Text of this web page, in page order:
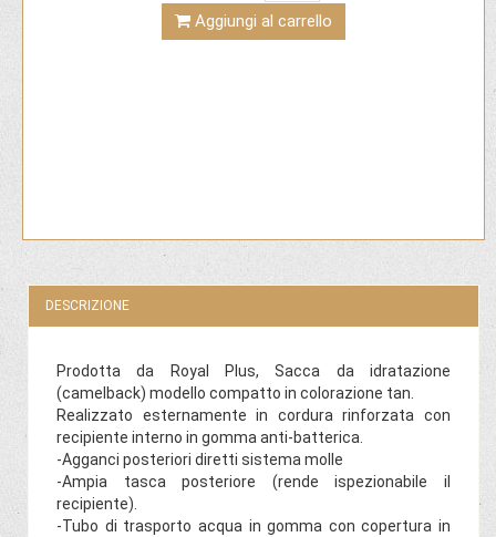
Aggiungi al carrello
DESCRIZIONE
Prodotta da Royal Plus, Sacca da idratazione
(camelback) modello compatto in colorazione tan.
Realizzato esternamente in cordura rinforzata con
recipiente interno in gomma anti-batterica.
-Agganci posteriori diretti sistema molle
-Ampia tasca posteriore (rende ispezionabile il
recipiente).
-Tubo di trasporto acqua in gomma con copertura in